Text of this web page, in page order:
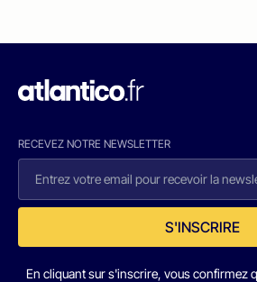
RECEVEZ NOTRE NEWSLETTER
S'INSCRIRE
En cliquant sur s'inscrire, vous confirmez